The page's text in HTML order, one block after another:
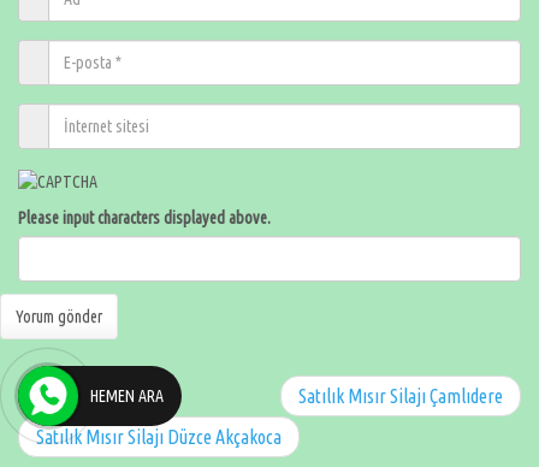
Please input characters displayed above.
Satılık Mısır Silajı Çamlıdere
Satılık Mısır Silajı Düzce Akçakoca
HEMEN ARA